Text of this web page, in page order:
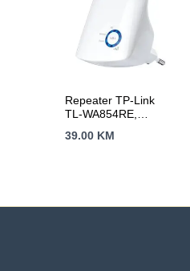
Repeater TP-Link
TL-WA854RE,
Wall Plugged Range
Range extender
39.00 KM